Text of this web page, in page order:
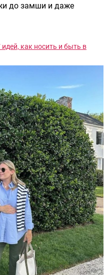
до замши и даже
как носить и быть в